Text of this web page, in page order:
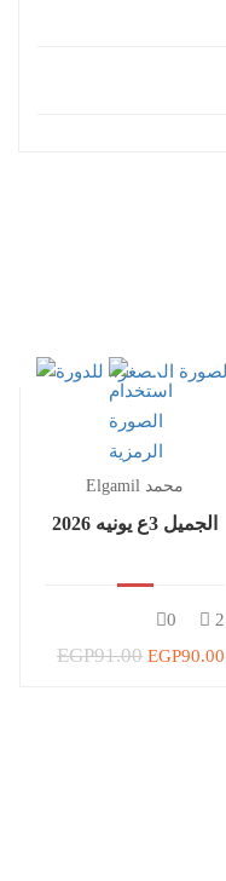
Elgamil محمد
الجميل 3ع يونيه 2026
2
0
EGP91.00 EGP90.00